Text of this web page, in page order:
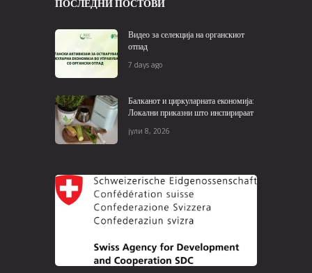
ПОСЛЕДНИ ПОСТОВИ
Видео за селекција на органскиот
отпад
7 days ago
Балканот и циркуларната економија:
Локални приказни што инспирираат
јули 8, 2026